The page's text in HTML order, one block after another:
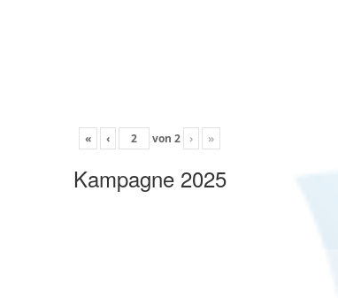
« ‹ von 2 › »
Kampagne 2025